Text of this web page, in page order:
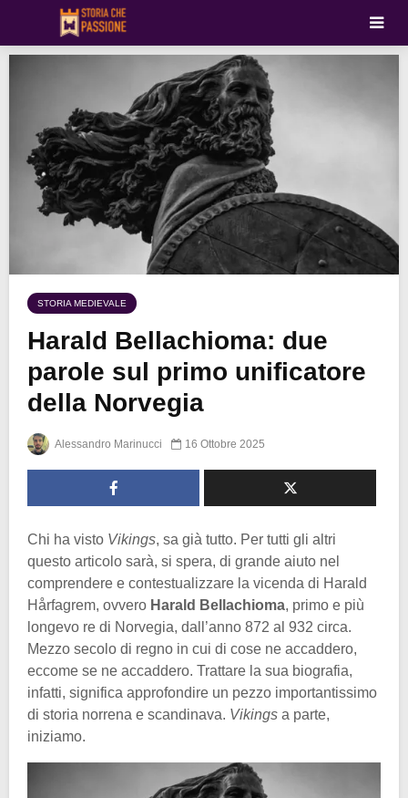
STORIA MEDIEVALE
Harald Bellachioma: due
parole sul primo unificatore
della Norvegia
Alessandro Marinucci 16 Ottobre 2025
Chi ha visto Vikings, sa già tutto. Per tutti gli altri
questo articolo sarà, si spera, di grande aiuto nel
comprendere e contestualizzare la vicenda di Harald
Hårfagrem, ovvero Harald Bellachioma, primo e più
longevo re di Norvegia, dall’anno 872 al 932 circa.
Mezzo secolo di regno in cui di cose ne accaddero,
eccome se ne accaddero. Trattare la sua biografia,
infatti, significa approfondire un pezzo importantissimo
di storia norrena e scandinava. Vikings a parte,
iniziamo.